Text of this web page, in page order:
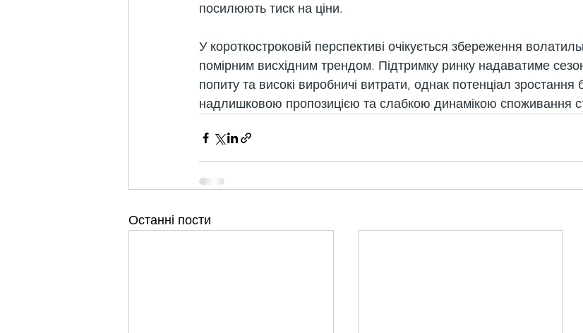
посилюють тиск на ціни.
У короткостроковій перспективі очікується збереження
помірним висхідним трендом. Підтримку ринку надаватиме
попиту та високі виробничі витрати, однак потенціал
надлишковою пропозицією та слабкою динамікою споживання
Останні пости